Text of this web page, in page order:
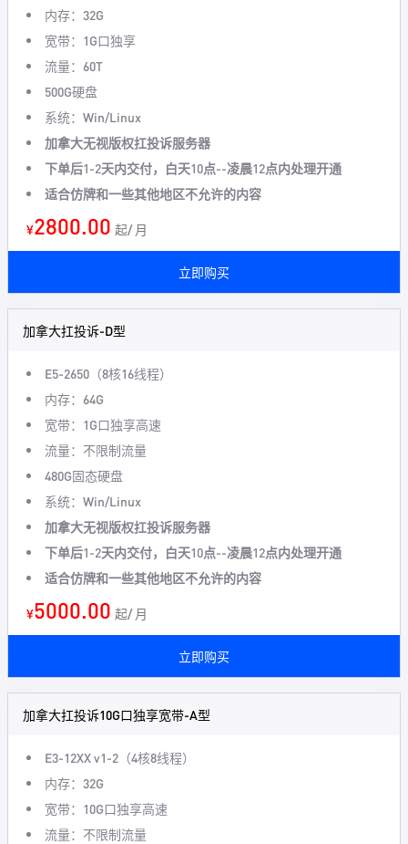
内存：32G
宽带：1G口独享
流量：60T
500G硬盘
系统：Win/Linux
加拿大无视版权扛投诉服务器
下单后1-2天内交付，白天10点--凌晨12点内处理开通
适合仿牌和一些其他地区不允许的内容
¥2800.00 起/ 月
立即购买
加拿大扛投诉-D型
E5-2650（8核16线程）
内存：64G
宽带：1G口独享高速
流量：不限制流量
480G固态硬盘
系统：Win/Linux
加拿大无视版权扛投诉服务器
下单后1-2天内交付，白天10点--凌晨12点内处理开通
适合仿牌和一些其他地区不允许的内容
¥5000.00 起/ 月
立即购买
加拿大扛投诉10G口独享宽带-A型
E3-12XX v1-2（4核8线程）
内存：32G
宽带：10G口独享高速
流量：不限制流量